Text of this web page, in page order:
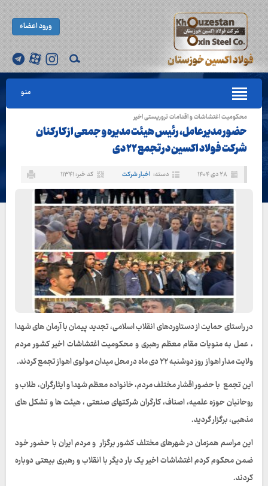
ورود اعضاء
منو
محکومیت اغتشاشات و اقدامات تروریستی اخیر
حضور مدیرعامل، رئیس هیئت مدیره و جمعی از کارکنان
شرکت فولاد اکسین در تجمع ۲۲ دی
۲۸ دی ۱۴۰۴ دسته: اخبار شرکت کد خبر: ۱۱۳۴۱
در راستای حمایت از دستاورد‌های انقلاب اسلامی، تجدید پیمان با آرمان‌ های شهدا
، عمل به منویات مقام معظم رهبری و محکومیت اغتشاشات اخیر کشور مردم
ولایت مدار اهواز روز دوشنبه ۲۲ دی ماه در محل میدان مولوی اهواز تجمع کردند.
این تجمع با حضور اقشار مختلف مردم، خانواده معظم شهدا و ایثارگران، طلاب و
روحانیان حوزه علمیه، اصناف، کارگران شرکتهای صنعتی ، هیئت ها و تشکل‌ های
مذهبی، برگزار گردید.
این مراسم همزمان در شهرهای مختلف کشور برگزار و مردم ایران با حضور خود
ضمن محکوم کردم اغتشاشات اخیر یک بار دیگر با انقلاب و رهبری بیعتی دوباره
کردند.